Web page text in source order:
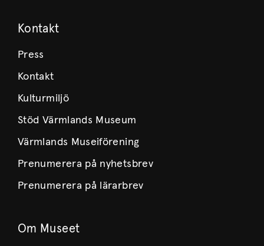
Kontakt
Press
Kontakt
Kulturmiljö
Stöd Värmlands Museum
Värmlands Museiförening
Prenumerera på nyhetsbrev
Prenumerera på lärarbrev
Om Museet